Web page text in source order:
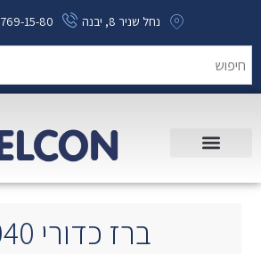
נחל שניר 8, יבנה 15-80
ברז כדורי 4040